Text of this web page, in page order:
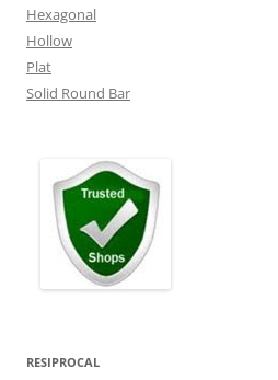
Hexagonal
Hollow
Plat
Solid Round Bar
RESIPROCAL